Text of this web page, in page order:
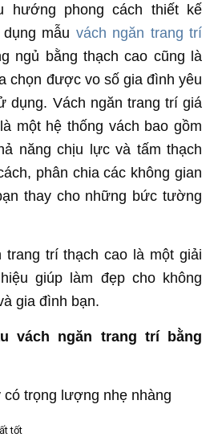
hướng phong cách thiết kế
mẫu vách ngăn trang trí
ngủ bằng thạch cao cũng là
chọn được vo số gia đình yêu
dụng. Vách ngăn trang trí giá
một hệ thống vách bao gồm
năng chịu lực và tấm thạch
phân chia các không gian
thay cho những bức tường
trang trí thạch cao là một giải
giúp làm đẹp cho không
gia đình bạn.
vách ngăn trang trí bằng
có trọng lượng nhẹ nhàng
tốt